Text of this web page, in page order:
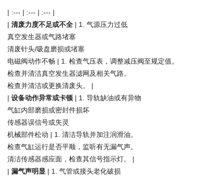
| :--- | :--- | :--- |
| 清废力度不足或不全 | 1. 气源压力过低
真空发生器或气路堵塞
清废针头/吸盘磨损或堵塞
电磁阀动作不畅 | 1. 检查气压表，调整减压阀至规定值。
检查并清洁真空发生器滤网及相关气路。
检查并清洁或更换清废头。 |
| 设备动作异常或卡顿 | 1. 导轨缺油或有异物
气缸内部磨损或密封件损坏
传感器误信号或失灵
机械部件松动 | 1. 清洁导轨并加注润滑油。
检查气缸运行是否平顺，监听有无漏气声。
清洁传感器感应面，检查其信号指示灯。 |
| 漏气声明显 | 1. 气管或接头老化破损